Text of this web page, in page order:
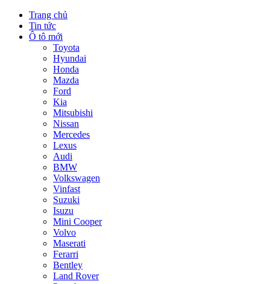
Trang chủ
Tin tức
Ô tô mới
Toyota
Hyundai
Honda
Mazda
Ford
Kia
Mitsubishi
Nissan
Mercedes
Lexus
Audi
BMW
Volkswagen
Vinfast
Suzuki
Isuzu
Mini Cooper
Volvo
Maserati
Ferarri
Bentley
Land Rover